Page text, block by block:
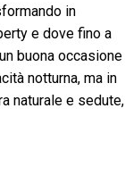
in
e dove fino a
buona occasione
notturna, ma in
naturale e sedute,